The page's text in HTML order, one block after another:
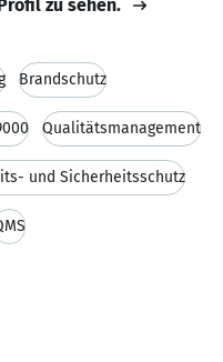
zu sehen.
Brandschutz
Qualitätsmanagement
und Sicherheitsschutz